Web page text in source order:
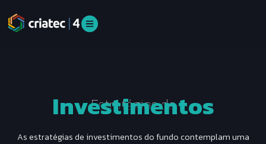
Estratégias de
Investimentos
As estratégias de investimentos do fundo contemplam uma